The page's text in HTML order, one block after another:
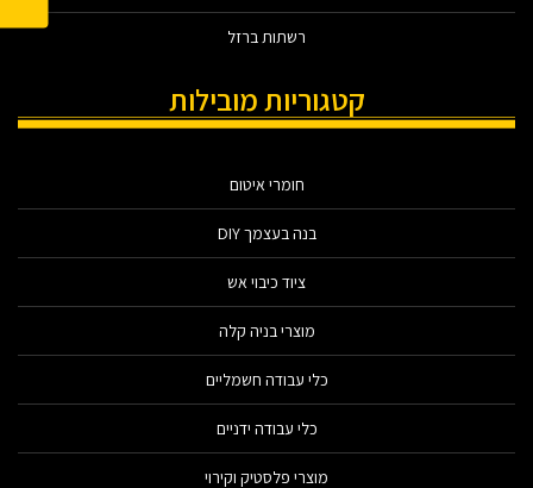
רשתות ברזל
קטגוריות מובילות
חומרי איטום
בנה בעצמך DIY
ציוד כיבוי אש
מוצרי בניה קלה
כלי עבודה חשמליים
כלי עבודה ידניים
מוצרי פלסטיק וקירוי